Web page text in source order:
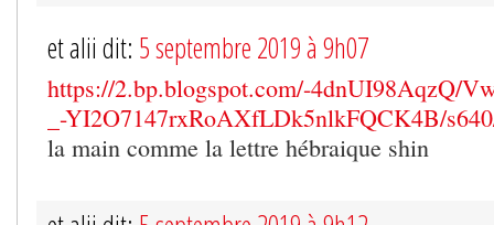
et alii dit: 5 septembre 2019 à 9h07
https://2.bp.blogspot.com/-
_-YI2O7147rxRoAXfLDk5nlkFQCK4B/
la main comme la lettre hébraique shin